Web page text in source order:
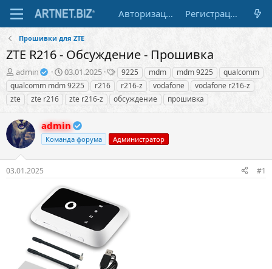
Авторизация Регистрация
Прошивки для ZTE
ZTE R216 - Обсуждение - Прошивка
А
в
т
о
р
т
е
м
ы
admin
Д
а
т
а
н
а
ч
а
л
03.01.2025
Т
е
г
и
9225 mdm mdm 9225
qualcomm
qualcomm mdm 9225
r216 r216-z vodafone
vodafone r216-z
zte
zte r216 zte r216-z обсуждение прошивка
admin
Команда форума Администратор
03.01.2025 #1